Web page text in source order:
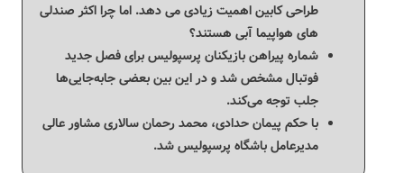
طراحی کابین اهمیت زیادی می دهد. اما چرا اکثر صندلی
های هواپیما آبی هستند؟
شماره پیراهن بازیکنان پرسپولیس برای فصل جدید
فوتبال مشخص شد و در این بین بعضی جابه‌جایی‌ها
جلب توجه می‌کند.
با حکم پیمان حدادی، محمد رحمان سالاری مشاور عالی
مدیرعامل باشگاه پرسپولیس شد.